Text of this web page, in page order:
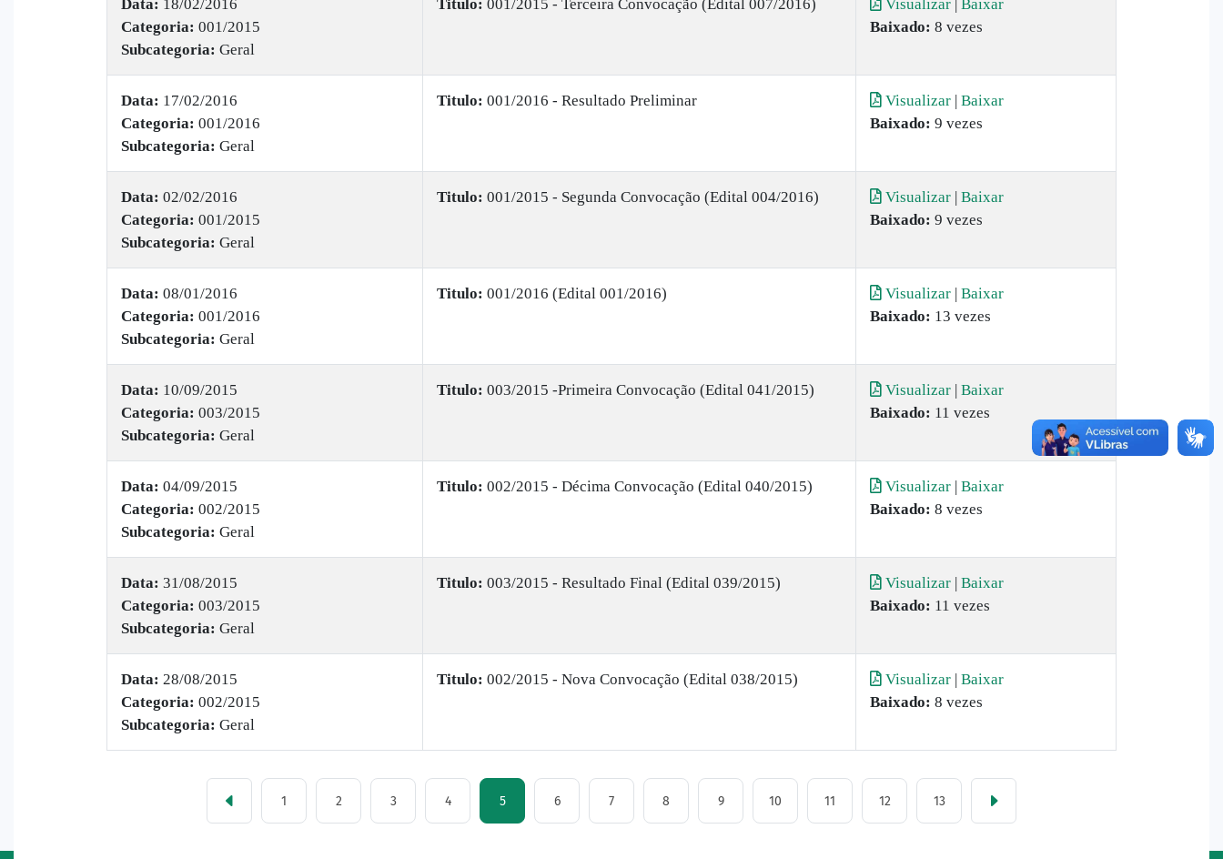
Data: 18/02/2016
Categoria: 001/2015
Subcategoria: Geral
Titulo: 001/2015 - Terceira Convocação (Edital 007/2016) Visualizar | Baixar
Baixado: 8 vezes
Data: 17/02/2016
Categoria: 001/2016
Subcategoria: Geral
Titulo: 001/2016 - Resultado Preliminar Visualizar | Baixar
Baixado: 9 vezes
Data: 02/02/2016
Categoria: 001/2015
Subcategoria: Geral
Titulo: 001/2015 - Segunda Convocação (Edital 004/2016) Visualizar | Baixar
Baixado: 9 vezes
Data: 08/01/2016
Categoria: 001/2016
Subcategoria: Geral
Titulo: 001/2016 (Edital 001/2016) Visualizar | Baixar
Baixado: 13 vezes
Data: 10/09/2015
Categoria: 003/2015
Subcategoria: Geral
Titulo: 003/2015 -Primeira Convocação (Edital 041/2015) Visualizar | Baixar
Baixado: 11 vezes
Data: 04/09/2015
Categoria: 002/2015
Subcategoria: Geral
Titulo: 002/2015 - Décima Convocação (Edital 040/2015) Visualizar | Baixar
Baixado: 8 vezes
Data: 31/08/2015
Categoria: 003/2015
Subcategoria: Geral
Titulo: 003/2015 - Resultado Final (Edital 039/2015) Visualizar | Baixar
Baixado: 11 vezes
Data: 28/08/2015
Categoria: 002/2015
Subcategoria: Geral
Titulo: 002/2015 - Nova Convocação (Edital 038/2015) Visualizar | Baixar
Baixado: 8 vezes
1 2 3 4 5 6 7 8 9 10 11 12 13